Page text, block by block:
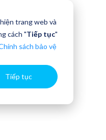
trang web và
cách "Tiếp tục"
sách bảo vệ
Tiếp tục